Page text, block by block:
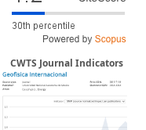
CWTS Journal Indicators